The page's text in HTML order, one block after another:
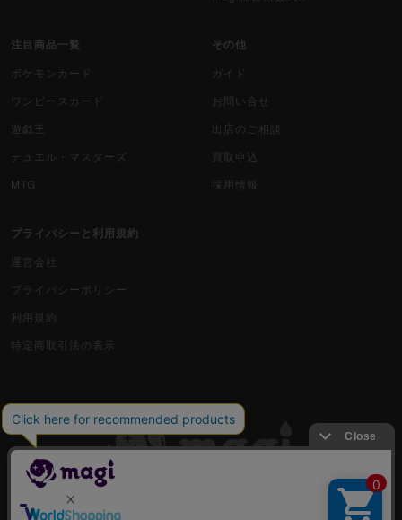
注目商品一覧
ポケモンカード
ワンピースカード
遊戯王
デュエル・マスターズ
MTG
その他
ガイド
お問い合せ
出店のご相談
買取申込
採用情報
プライバシーと利用規約
運営会社
プライバシーポリシー
利用規約
特定商取引法の表示
古物商許可番号 株式会社ジラフ 東京都公安委員会 第303311606477号